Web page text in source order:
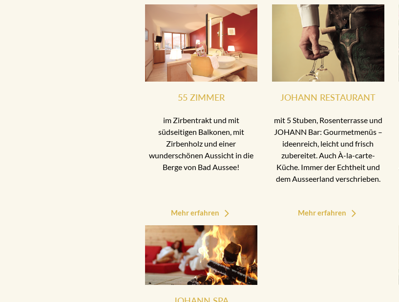
55 ZIMMER
im Zirbentrakt und mit
südseitigen Balkonen, mit
Zirbenholz und einer
wunderschönen Aussicht in die
Berge von Bad Aussee!
Mehr erfahren
JOHANN RESTAURANT
mit 5 Stuben, Rosenterrasse und
JOHANN Bar: Gourmetmenüs –
ideenreich, leicht und frisch
zubereitet. Auch À-la-carte-
Küche. Immer der Echtheit und
dem Ausseerland verschrieben.
Mehr erfahren